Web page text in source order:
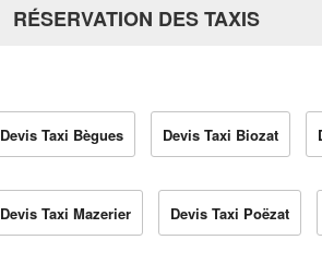
RÉSERVATION DES TAXIS
Devis Taxi Bègues Devis Taxi Biozat
Devis Taxi Mazerier Devis Taxi Poëzat